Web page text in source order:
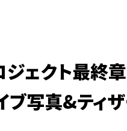
ェクト最終
ブ写真&ティ